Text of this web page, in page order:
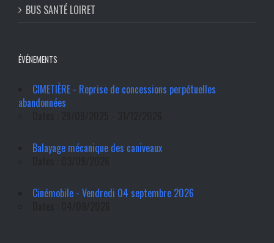
BUS SANTÉ LOIRET
ÉVÉNEMENTS
CIMETIÈRE - Reprise de concessions perpétuelles
abandonnées
Balayage mécanique des caniveaux
Cinémobile - Vendredi 04 septembre 2026